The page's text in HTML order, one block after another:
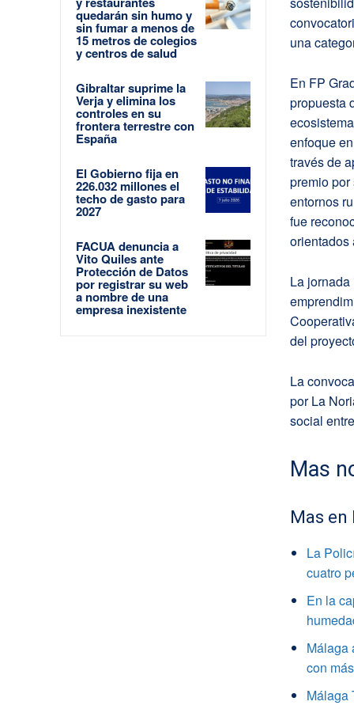
quedarán sin humo y
sin fumar a menos de
15 metros de colegios
y centros de salud
Gibraltar suprime la
Verja y elimina los
controles en su
frontera terrestre con
España
El Gobierno fija en
226.032 millones el
techo de gasto para
2027
FACUA denuncia a
Vito Quiles ante
Protección de Datos
por registrar su web
a nombre de una
empresa inexistente
una
En FP
propuesta
enfoque
través de
premio
entornos
fue
orientados
La
del
La
por La
social
Mas
Mas en
La
cuatro
En la
Málaga
con
Málaga